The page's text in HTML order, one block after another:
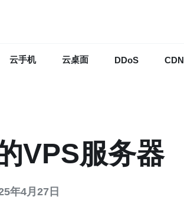
云手机 云桌面 DDoS CDN
VPS服务器
年4月27日